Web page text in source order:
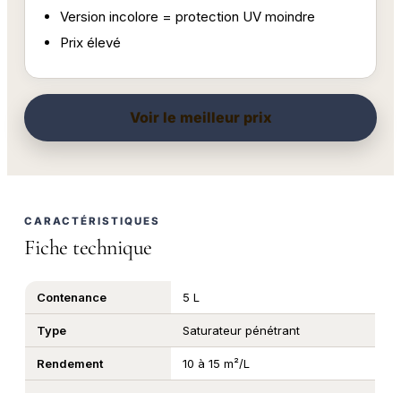
Version incolore = protection UV moindre
Prix élevé
Voir le meilleur prix
CARACTÉRISTIQUES
Fiche technique
Contenance 5 L
Type Saturateur pénétrant
Rendement 10 à 15 m²/L